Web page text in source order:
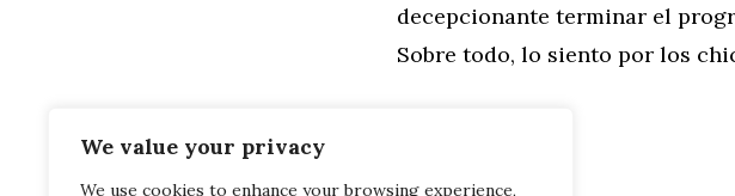
We value your privacy
We use cookies to enhance your browsing experience,
decepcionante terminar el
Sobre todo, lo siento por los